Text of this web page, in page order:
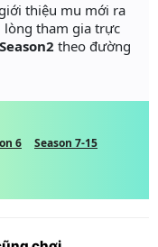
thiệu mu mới ra
lòng tham gia trực
theo đường
6
Season 7-15